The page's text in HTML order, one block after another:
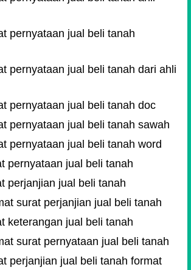
pernyataan jual beli tanah
pernyataan jual beli tanah dari ahli
pernyataan jual beli tanah doc
pernyataan jual beli tanah sawah
pernyataan jual beli tanah word
pernyataan jual beli tanah
perjanjian jual beli tanah
surat perjanjian jual beli tanah
keterangan jual beli tanah
surat pernyataan jual beli tanah
perjanjian jual beli tanah format